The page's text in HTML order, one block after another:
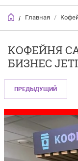
/ Главная /
КОФЕЙНЯ
БИЗНЕС
ПРЕДЫДУЩИЙ